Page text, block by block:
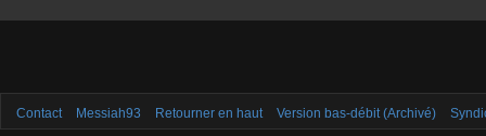
Contact Messiah93 Retourner en haut Version bas-débit (Archivé)